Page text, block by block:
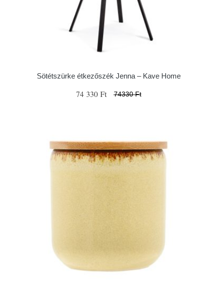
Sötétszürke étkezőszék Jenna – Kave Home
74 330 Ft 74330 Ft